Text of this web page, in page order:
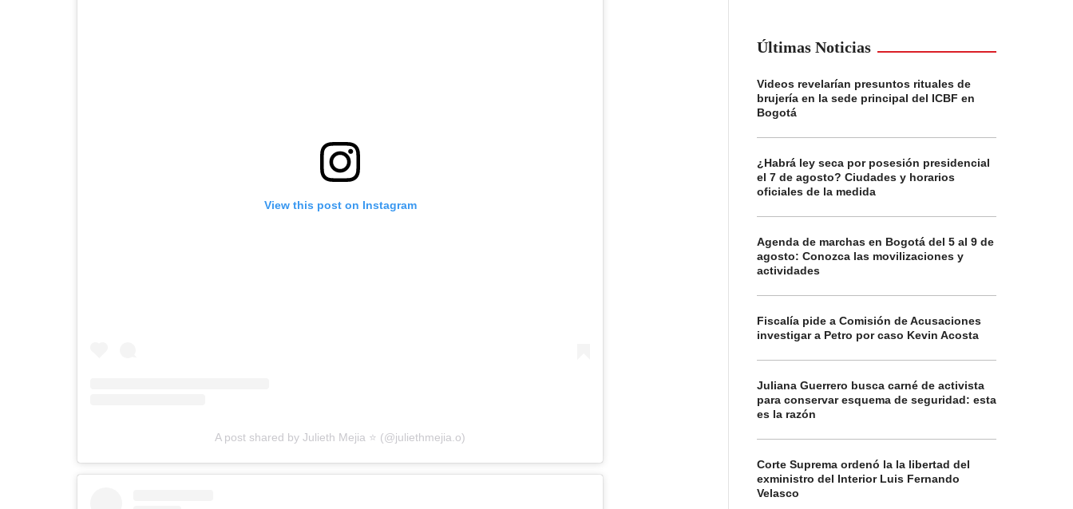
View this post on Instagram
A post shared by Julieth Mejia ⭐️ (@juliethmejia.o)
Últimas Noticias
Videos revelarían presuntos rituales de
brujería en la sede principal del ICBF en
Bogotá
¿Habrá ley seca por posesión presidencial
el 7 de agosto? Ciudades y horarios
oficiales de la medida
Agenda de marchas en Bogotá del 5 al 9 de
agosto: Conozca las movilizaciones y
actividades
Fiscalía pide a Comisión de Acusaciones
investigar a Petro por caso Kevin Acosta
Juliana Guerrero busca carné de activista
para conservar esquema de seguridad: esta
es la razón
Corte Suprema ordenó la la libertad del
exministro del Interior Luis Fernando
Velasco